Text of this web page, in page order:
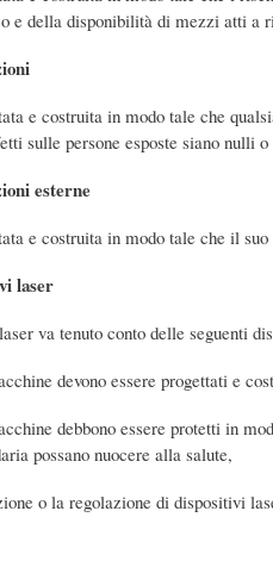
e della disponibilità di mezzi atti
e costruita in modo tale che
sulle persone esposte siano nulli
esterne
e costruita in modo tale che il
laser
va tenuto conto delle seguenti
devono essere progettati e
debbono essere protetti in
possano nuocere alla salute,
o la regolazione di dispositivi